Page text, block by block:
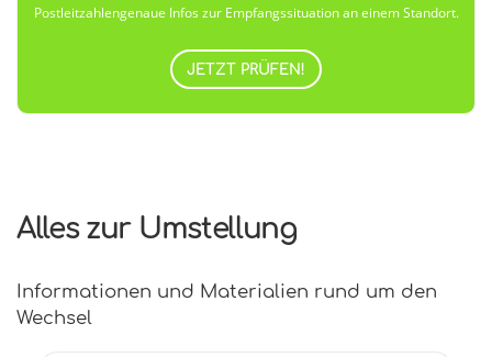
Postleitzahlengenaue Infos zur Empfangssituation an einem Standort.
JETZT PRÜFEN!
Alles zur Umstellung
Informationen und Materialien rund um den
Wechsel